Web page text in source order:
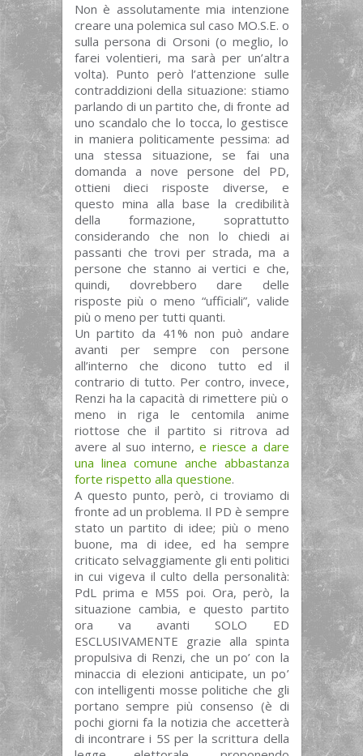
Non è assolutamente mia intenzione
creare una polemica sul caso MO.S.E. o
sulla persona di Orsoni (o meglio, lo
farei volentieri, ma sarà per un’altra
volta). Punto però l’attenzione sulle
contraddizioni della situazione: stiamo
parlando di un partito che, di fronte ad
uno scandalo che lo tocca, lo gestisce
in maniera politicamente pessima: ad
una stessa situazione, se fai una
domanda a nove persone del PD,
ottieni dieci risposte diverse, e
questo mina alla base la credibilità
della formazione, soprattutto
considerando che non lo chiedi ai
passanti che trovi per strada, ma a
persone che stanno ai vertici e che,
quindi, dovrebbero dare delle
risposte più o meno “ufficiali”, valide
più o meno per tutti quanti.
Un partito da 41% non può andare
avanti per sempre con persone
all’interno che dicono tutto ed il
contrario di tutto. Per contro, invece,
Renzi ha la capacità di rimettere più o
meno in riga le centomila anime
riottose che il partito si ritrova ad
avere al suo interno,e riesce a dare
una linea comune anche abbastanza
forte rispetto alla questione.
A questo punto, però, ci troviamo di
fronte ad un problema. Il PD è sempre
stato un partito di idee; più o meno
buone, ma di idee, ed ha sempre
criticato selvaggiamente gli enti politici
in cui vigeva il culto della personalità:
PdL prima e M5S poi. Ora, però, la
situazione cambia, e questo partito
ora va avanti SOLO ED
ESCLUSIVAMENTE grazie alla spinta
propulsiva di Renzi, che un po’ con la
minaccia di elezioni anticipate, un po’
con intelligenti mosse politiche che gli
portano sempre più consenso (è di
pochi giorni fa la notizia che accetterà
di incontrare i 5S per la scrittura della